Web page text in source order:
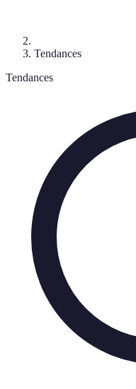
Tendances
Tendances